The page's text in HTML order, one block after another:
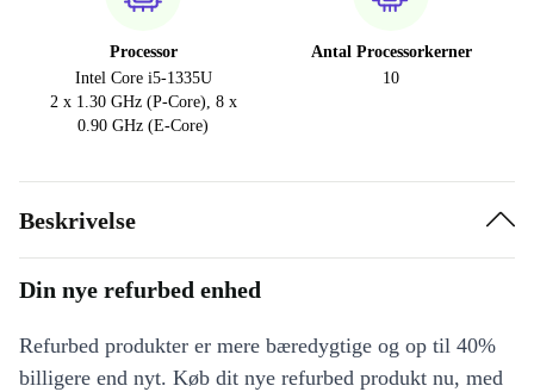
Processor
Intel Core i5-1335U
2 x 1.30 GHz (P-Core), 8 x
0.90 GHz (E-Core)
Antal Processorkerner
10
Beskrivelse
Din nye refurbed enhed
Refurbed produkter er mere bæredygtige og op til 40%
billigere end nyt. Køb dit nye refurbed produkt nu, med